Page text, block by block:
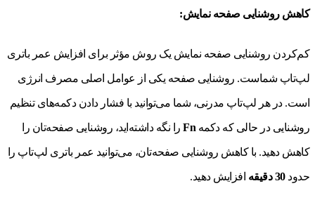
کاهش روشنایی صفحه نمایش:
کم‌کردن روشنایی صفحه نمایش یک روش مؤثر برای افزایش عمر باتری
لپ‌تاپ شماست. روشنایی صفحه یکی از عوامل اصلی مصرف انرژی
است. در هر لپ‌تاپ مدرنی، شما می‌توانید با فشار دادن دکمه‌های تنظیم
روشنایی در حالی که دکمه Fn را نگه داشته‌اید، روشنایی صفحه‌تان را
کاهش دهید. با کاهش روشنایی صفحه‌تان، می‌توانید عمر باتری لپ‌تاپ را
حدود30 دقیقه افزایش دهید.